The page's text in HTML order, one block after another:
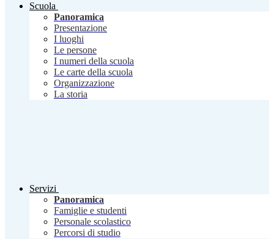
Scuola
Panoramica
Presentazione
I luoghi
Le persone
I numeri della scuola
Le carte della scuola
Organizzazione
La storia
Servizi
Panoramica
Famiglie e studenti
Personale scolastico
Percorsi di studio